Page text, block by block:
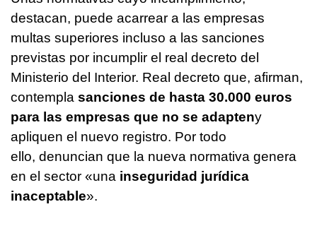
destacan, puede acarrear a las empresas
multas superiores incluso a las sanciones
previstas por incumplir el real decreto del
Ministerio del Interior. Real decreto que, afirman,
contempla sanciones de hasta 30.000 euros
para las empresas que no se adapteny
apliquen el nuevo registro. Por todo
ello, denuncian que la nueva normativa genera
en el sector «una inseguridad jurídica
inaceptable».